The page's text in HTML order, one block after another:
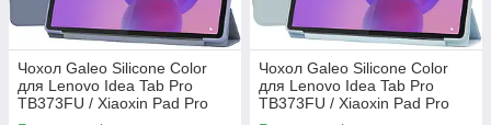
Чохол Galeo Silicone Color
для Lenovo Idea Tab Pro
TB373FU / Xiaoxin Pad Pro
12.7" (2025) Heather
Чохол Galeo Silicone Color
для Lenovo Idea Tab Pro
TB373FU / Xiaoxin Pad Pro
12.7" (2025) Light Blue